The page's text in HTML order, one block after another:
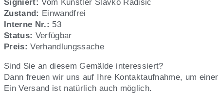
Nr.
53
Signiert: Vom Künstler Slavko Radisic
Zustand: Einwandfrei
Interne Nr.: 53
Status: Verfügbar
Preis: Verhandlungssache
Sind Sie an diesem Gemälde interessiert?
Dann freuen wir uns auf Ihre Kontaktaufnahme, um
Ein Versand ist natürlich auch möglich.